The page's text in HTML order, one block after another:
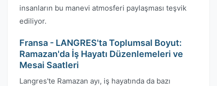
insanların bu manevi atmosferi paylaşması teşvik
ediliyor.
Fransa - LANGRES'ta Toplumsal Boyut:
Ramazan'da İş Hayatı Düzenlemeleri ve
Mesai Saatleri
Langres'te Ramazan ayı, iş hayatında da bazı